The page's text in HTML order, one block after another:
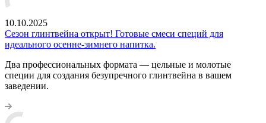
10.10.2025
Сезон глинтвейна открыт! Готовые смеси специй для
идеального осенне-зимнего напитка.
Два профессиональных формата — цельные и молотые
специи для создания безупречного глинтвейна в вашем
заведении.